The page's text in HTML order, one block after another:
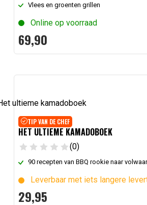
Vlees en groenten grillen
Online op voorraad
69,90
TIP VAN DE CHEF
HET ULTIEME KAMADOBOEK
(0)
90 recepten van BBQ rookie naar
Leverbaar met iets langere
29,95